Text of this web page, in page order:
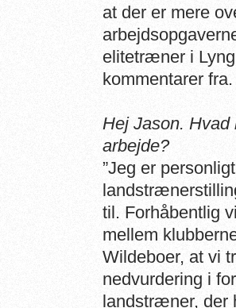
at der er mere
elitetræner i
kommentarer
Hej Jason.
arbejde?
”Jeg er
til. Forhåbentlig
mellem
Wildeboer, at vi
nedvurdering i
landstræner, der